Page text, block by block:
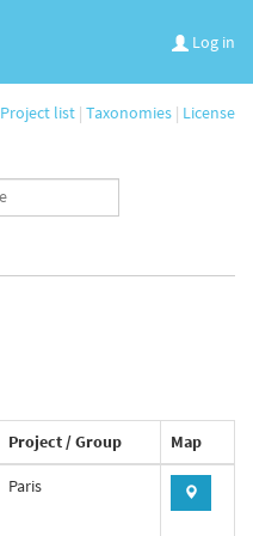
Log in
Project list | Taxonomies | License
Project / Group Map
Paris